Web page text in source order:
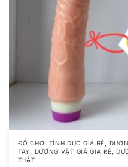
ĐỒ CHƠI TÌNH DỤC GIÁ RẺ,
TAY , DƯƠNG VẬT GIẢ GIÁ RẺ,
THẬT